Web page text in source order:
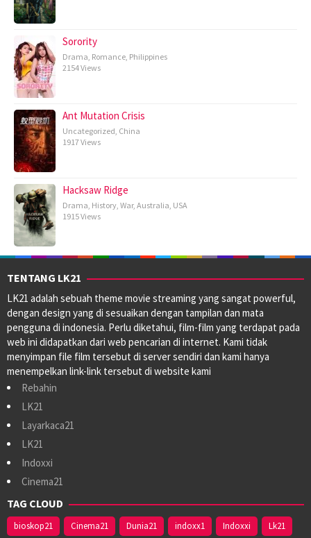
Sorority
Drama, Romance, Philippines
2154 Views
Ant Mutation Crisis
Uncategorized, China
1917 Views
Hacksaw Ridge
Drama, History, War, Australia, USA
1915 Views
TENTANG LK21
LK21 adalah sebuah theme movie streaming yang sangat powerful,
dengan design yang di sesuaikan dengan tampilan dan mata
pengguna di indonesia. Perlu diketahui, film-film yang terdapat pada
web ini didapatkan dari web pencarian di internet. Kami tidak
menyimpan file film tersebut di server sendiri dan kami hanya
menempelkan link-link tersebut di website kami
Rebahin
LK21
Layarkaca21
LK21
Indoxxi
Cinema21
TAG CLOUD
bioskop21 Cinema21 Dunia21 indoxx1 Indoxxi Lk21